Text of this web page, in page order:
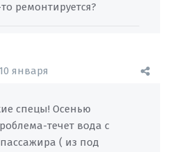
ремонтируется?
10 января
спецы! Осенью
течет вода с
( из под